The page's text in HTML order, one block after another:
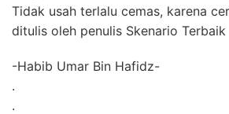
Tidak usah terlalu cemas, karena
ditulis oleh penulis Skenario Terbaik
-Habib Umar Bin Hafidz-
.
.